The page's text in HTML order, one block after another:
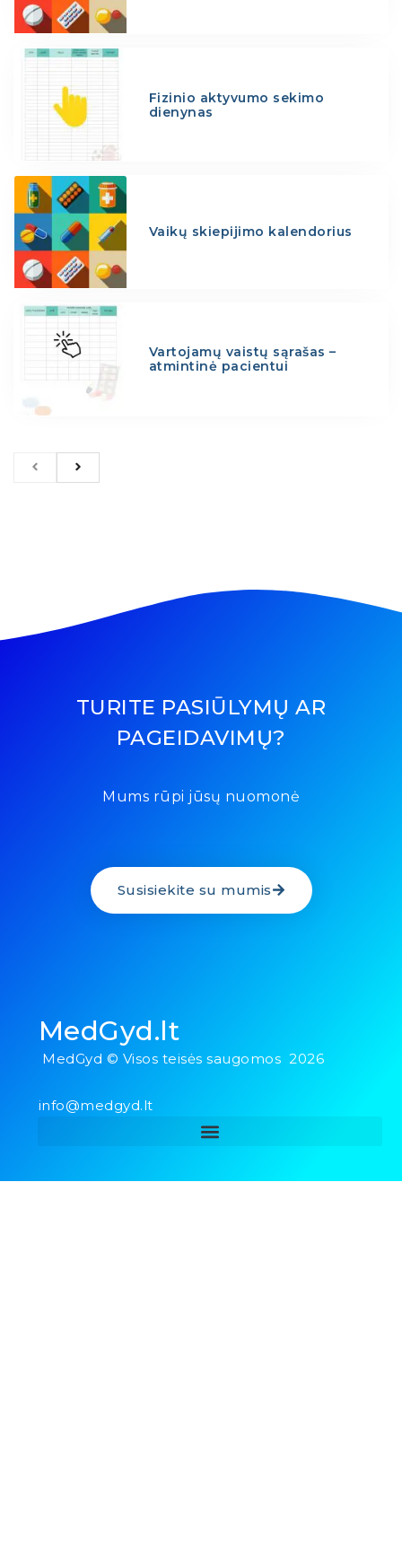
Fizinio aktyvumo sekimo
dienynas
Vaikų skiepijimo kalendorius
Vartojamų vaistų sąrašas –
atmintinė pacientui
TURITE PASIŪLYMŲ AR
PAGEIDAVIMŲ?
Mums rūpi jūsų nuomonė
Susisiekite su mumis
MedGyd.lt
MedGyd © Visos teisės saugomos 2026
info@medgyd.lt